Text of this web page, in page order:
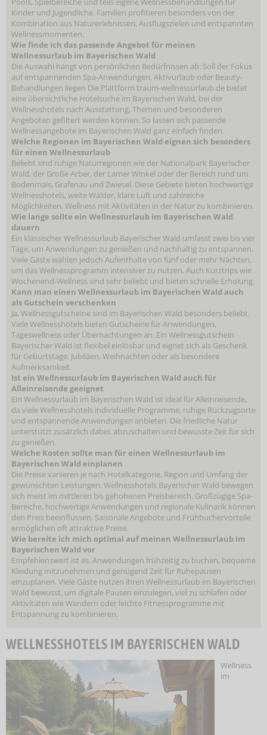
Kinder und Jugendliche. Familien profitieren besonders von der
Kombination aus Naturerlebnissen, Ausflugszielen und entspannten
Wellnessmomenten.
Wie finde ich das passende Angebot für meinen
Wellnessurlaub im Bayerischen Wald
Die Auswahl hängt von persönlichen Bedürfnissen ab: Soll der Fokus
auf entspannenden Spa-Anwendungen, Aktivurlaub oder Beauty-
Behandlungen liegen Die Plattform traum-wellnessurlaub.de bietet
eine übersichtliche Hotelsuche im Bayerischen Wald, bei der
Wellnesshotels nach Ausstattung, Themen und besonderen
Angeboten gefiltert werden können. So lassen sich passende
Wellnessangebote im Bayerischen Wald ganz einfach finden.
Welche Regionen im Bayerischen Wald eignen sich besonders
für einen Wellnessurlaub
Beliebt sind ruhige Naturregionen wie der Nationalpark Bayerischer
Wald, der Große Arber, der Lamer Winkel oder der Bereich rund um
Bodenmais, Grafenau und Zwiesel. Diese Gebiete bieten hochwertige
Wellnesshotels, weite Wälder, klare Luft und zahlreiche
Möglichkeiten, Wellness mit Aktivitäten in der Natur zu kombinieren.
Wie lange sollte ein Wellnessurlaub im Bayerischen Wald
dauern
Ein klassischer Wellnessurlaub Bayerischer Wald umfasst zwei bis vier
Tage, um Anwendungen zu genießen und nachhaltig zu entspannen.
Viele Gäste wählen jedoch Aufenthalte von fünf oder mehr Nächten,
um das Wellnessprogramm intensiver zu nutzen. Auch Kurztrips wie
Wochenend-Wellness sind sehr beliebt und bieten schnelle Erholung.
Kann man einen Wellnessurlaub im Bayerischen Wald auch
als Gutschein verschenken
Ja, Wellnessgutscheine sind im Bayerischen Wald besonders beliebt.
Viele Wellnesshotels bieten Gutscheine für Anwendungen,
Tageswellness oder Übernachtungen an. Ein Wellnessgutschein
Bayerischer Wald ist flexibel einlösbar und eignet sich als Geschenk
für Geburtstage, Jubiläen, Weihnachten oder als besondere
Aufmerksamkeit.
Ist ein Wellnessurlaub im Bayerischen Wald auch für
Alleinreisende geeignet
Ein Wellnessurlaub im Bayerischen Wald ist ideal für Alleinreisende,
da viele Wellnesshotels individuelle Programme, ruhige Rückzugsorte
und entspannende Anwendungen anbieten. Die friedliche Natur
unterstützt zusätzlich dabei, abzuschalten und bewusste Zeit für sich
zu genießen.
Welche Kosten sollte man für einen Wellnessurlaub im
Bayerischen Wald einplanen
Die Preise variieren je nach Hotelkategorie, Region und Umfang der
gewünschten Leistungen. Wellnesshotels Bayerischer Wald bewegen
sich meist im mittleren bis gehobenen Preisbereich. Großzügige Spa-
Bereiche, hochwertige Anwendungen und regionale Kulinarik können
den Preis beeinflussen. Saisonale Angebote und Frühbuchervorteile
ermöglichen oft attraktive Preise.
Wie bereite ich mich optimal auf meinen Wellnessurlaub im
Bayerischen Wald vor
Empfehlenswert ist es, Anwendungen frühzeitig zu buchen, bequeme
Kleidung mitzunehmen und genügend Zeit für Ruhepausen
einzuplanen. Viele Gäste nutzen ihren Wellnessurlaub im Bayerischen
Wald bewusst, um digitale Pausen einzulegen, viel zu schlafen oder
Aktivitäten wie Wandern oder leichte Fitnessprogramme mit
Entspannung zu kombinieren.
WELLNESSHOTELS IM BAYERISCHEN WALD
Wellness
im